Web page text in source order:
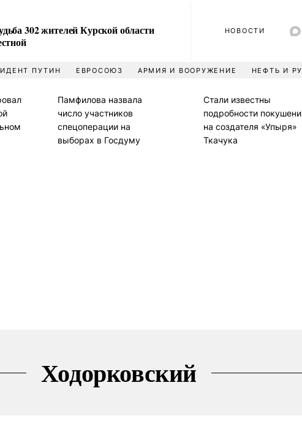
302 жителей Курской области
НОВОСТИ
ПУТИН ЕВРОСОЮЗ АРМИЯ И ВООРУЖЕНИЕ НЕФТЬ И
Памфилова назвала
число участников
спецоперации на
выборах в Госдуму
Стали известны
подробности
на создателя «Упыря»
Ткачука
Ходорковский